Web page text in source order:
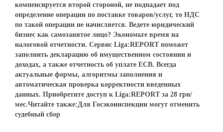
компенсируется второй стороной, не подпадает под
определение операции по поставке товаров/услуг, то НДС
по такой операции не начисляется. Ведете юридический
бизнес как самозанятое лицо? Экономьте время на
налоговой отчетности. Сервис Liga:REPORT поможет
заполнить декларацию об имущественном состоянии и
доходах, а также отчетность об уплате ЕСВ. Всегда
актуальные формы, алгоритмы заполнения и
автоматическая проверка корректности введенных
данных. Приобретите доступ к Liga:REPORT за 28 грн/
мес.Читайте также:Для Госэкоинспекции могут отменить
судебный сбор